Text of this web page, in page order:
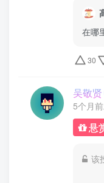
在哪
30
吴敬贤
5个月
悬
该